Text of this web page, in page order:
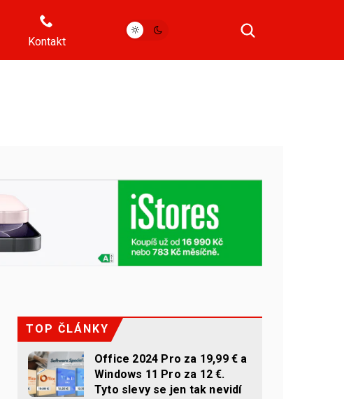
Kontakt
TOP ČLÁNKY
Office 2024 Pro za 19,99 € a
Windows 11 Pro za 12 €.
Tyto slevy se jen tak nevidí